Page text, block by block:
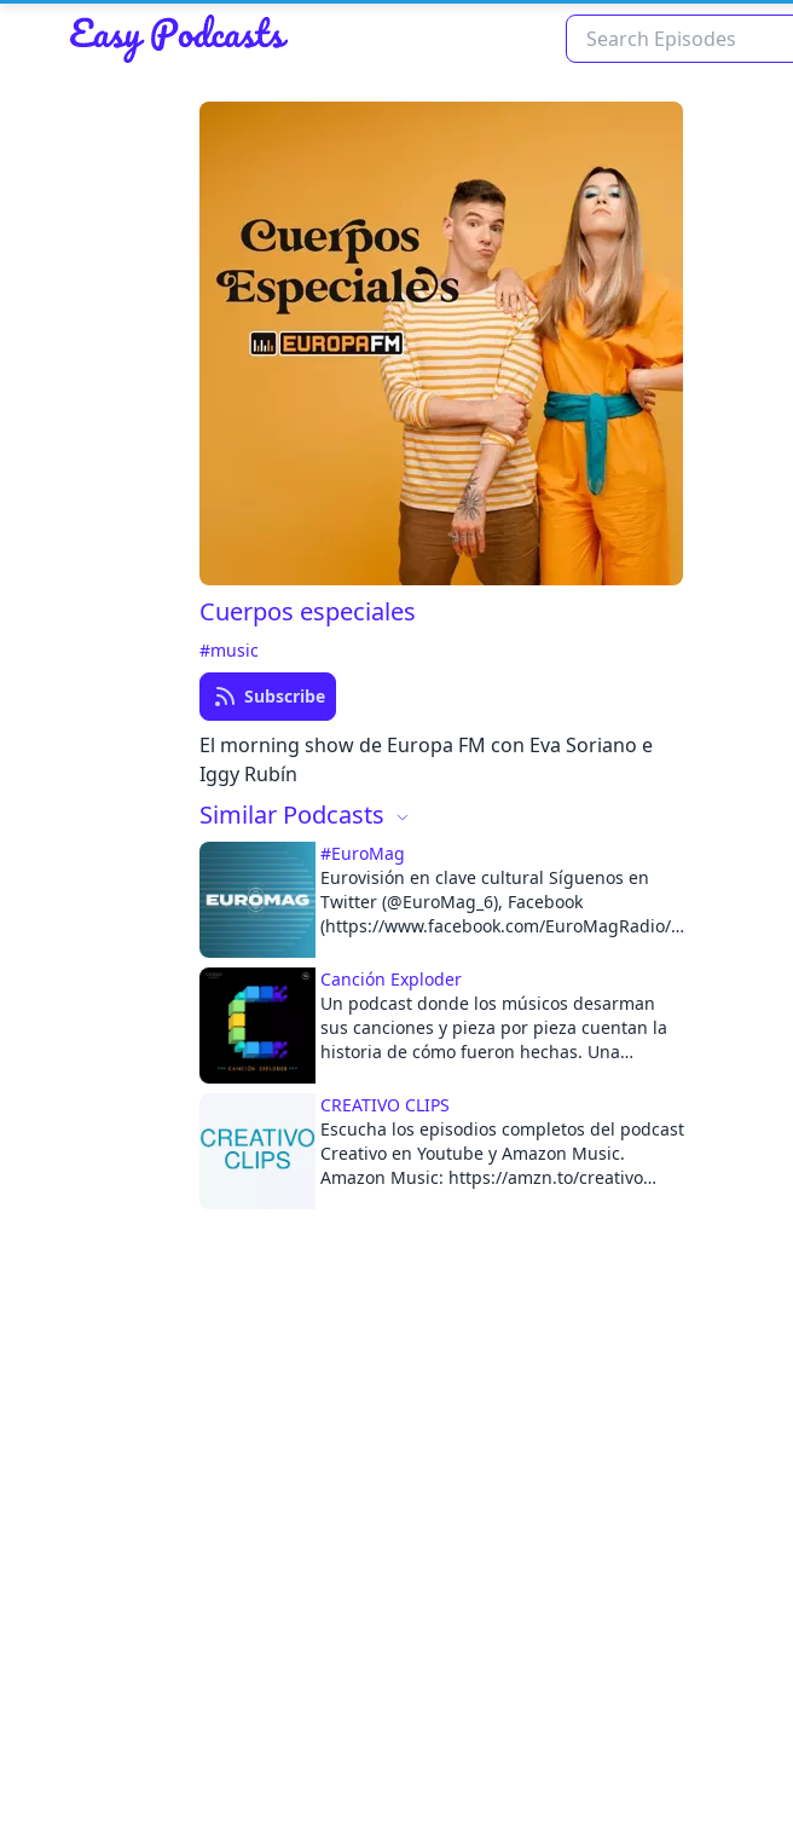
Read about our content policies
Cuerpos especiales
#music
Subscribe
El morning show de Europa FM con Eva Soriano e
Iggy Rubín
Similar Podcasts
#EuroMag
Eurovisión en clave cultural Síguenos en
Twitter (@EuroMag_6), Facebook
(https://www.facebook.com/EuroMagRadio/)
Canción Exploder
Un podcast donde los músicos desarman
sus canciones y pieza por pieza cuentan la
historia de cómo fueron hechas. Una
Exploder de Hrishikesh Hirway, presentado
por Martina Castro y distribuido con apoyo
de Radiotopia de PRX. Encuentra todos los
episodios y más info sobre los artistas en
cancionexploder.com.
CREATIVO CLIPS
Escucha los episodios completos del podcast
Creativo en Youtube y Amazon Music.
Amazon Music: https://amzn.to/creativo